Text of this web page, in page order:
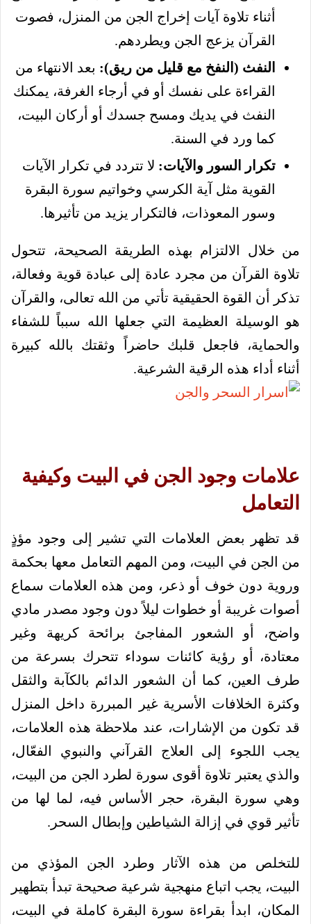
أثناء تلاوة آيات إخراج الجن من المنزل، فصوت
القرآن يزعج الجن ويطردهم.
النفث (النفخ مع قليل من ريق): بعد الانتهاء من
القراءة على نفسك أو في أرجاء الغرفة، يمكنك
النفث في يديك ومسح جسدك أو أركان البيت،
كما ورد في السنة.
تكرار السور والآيات: لا تتردد في تكرار الآيات
القوية مثل آية الكرسي وخواتيم سورة البقرة
وسور المعوذات، فالتكرار يزيد من تأثيرها.
من خلال الالتزام بهذه الطريقة الصحيحة، تتحول
تلاوة القرآن من مجرد عادة إلى عبادة قوية وفعالة،
تذكر أن القوة الحقيقية تأتي من الله تعالى، والقرآن
هو الوسيلة العظيمة التي جعلها الله سبباً للشفاء
والحماية، فاجعل قلبك حاضراً وثقتك بالله كبيرة
أثناء أداء هذه الرقية الشرعية.
علامات وجود الجن في البيت وكيفية
التعامل
قد تظهر بعض العلامات التي تشير إلى وجود مؤذٍ
من الجن في البيت، ومن المهم التعامل معها بحكمة
وروية دون خوف أو ذعر، ومن هذه العلامات سماع
أصوات غريبة أو خطوات ليلاً دون وجود مصدر مادي
واضح، أو الشعور المفاجئ برائحة كريهة وغير
معتادة، أو رؤية كائنات سوداء تتحرك بسرعة من
طرف العين، كما أن الشعور الدائم بالكآبة والثقل
وكثرة الخلافات الأسرية غير المبررة داخل المنزل
قد تكون من الإشارات، عند ملاحظة هذه العلامات،
يجب اللجوء إلى العلاج القرآني والنبوي الفعّال،
والذي يعتبر تلاوة أقوى سورة لطرد الجن من البيت،
وهي سورة البقرة، حجر الأساس فيه، لما لها من
تأثير قوي في إزالة الشياطين وإبطال السحر.
للتخلص من هذه الآثار وطرد الجن المؤذي من
البيت، يجب اتباع منهجية شرعية صحيحة تبدأ بتطهير
المكان، ابدأ بقراءة سورة البقرة كاملة في البيت،